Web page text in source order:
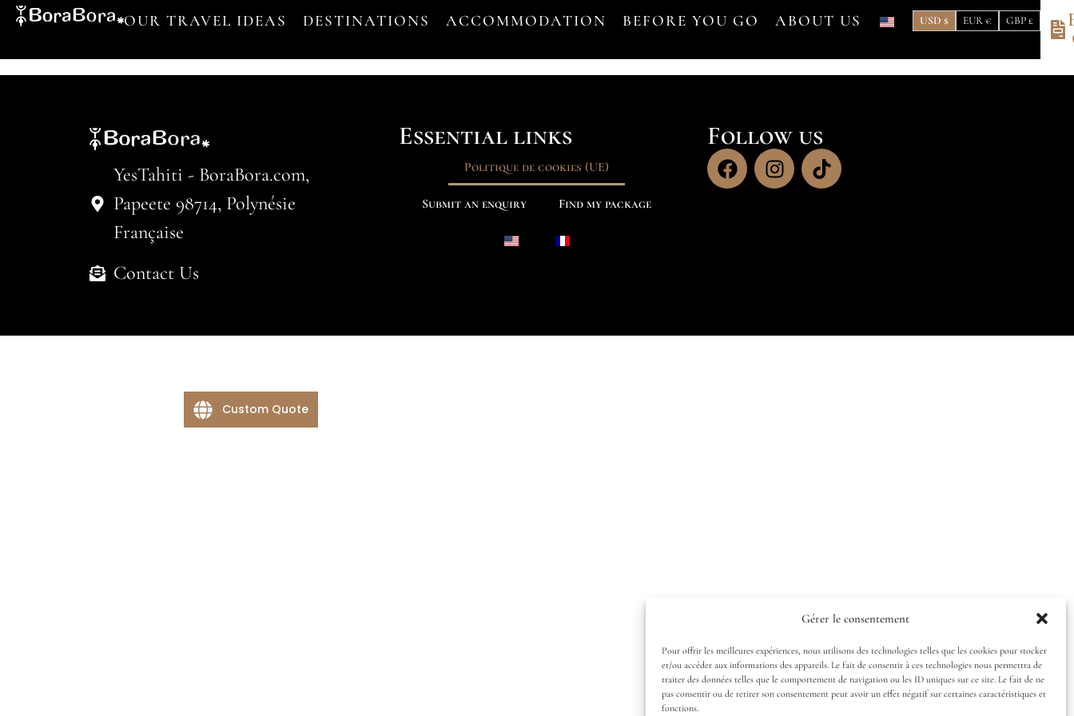
Gérer le consentement
Pour offrir les meilleures expériences, nous utilisons des technologies telles que les cookies pour stocker
et/ou accéder aux informations des appareils. Le fait de consentir à ces technologies nous permettra de
traiter des données telles que le comportement de navigation ou les ID uniques sur ce site. Le fait de ne
pas consentir ou de retirer son consentement peut avoir un effet négatif sur certaines caractéristiques et
fonctions.
OUR TRAVEL IDEAS DESTINATIONS ACCOMMODATION BEFORE YOU GO ABOUT US USD $ EUR € GBP £
Custom Quote
YesTahiti - BoraBora.com,
Papeete 98714, Polynésie
Française
Contact Us
Essential links
Politique de cookies (UE)
Submit an enquiry Find my package
Follow us